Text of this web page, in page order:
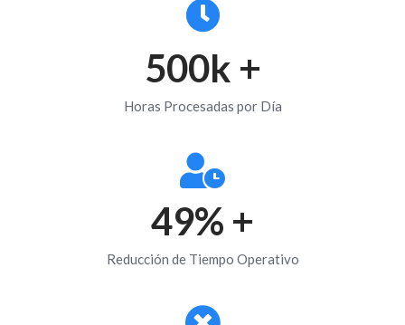
500k +
Horas Procesadas por Día
50% +
Reducción de Tiempo Operativo